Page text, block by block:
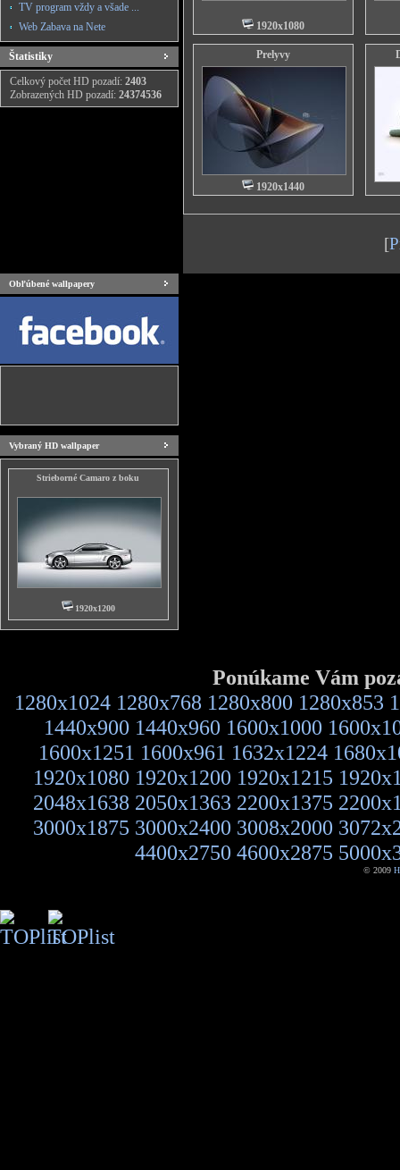
TV program vždy a všade ...
Web Zabava na Nete
Štatistiky
Celkový počet HD pozadí: 2403
Zobrazených HD pozadí: 24374536
1920x1080
Prelyvy
1920x1440
[
Obľúbené wallpapery
Vybraný HD wallpaper
Strieborné Camaro z boku
1920x1200
Ponúkame Vám
1280x1024 1280x768 1280x800 1280x853
1440x900 1440x960 1600x1000
1600x1251 1600x961 1632x1224
1920x1080 1920x1200 1920x1215
2048x1638 2050x1363 2200x1375
3000x1875 3000x2400 3008x2000
4400x2750 4600x2875
© 2009